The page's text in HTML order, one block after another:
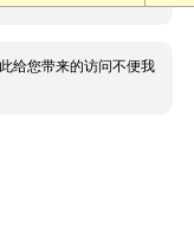
给您带来的访问不便我